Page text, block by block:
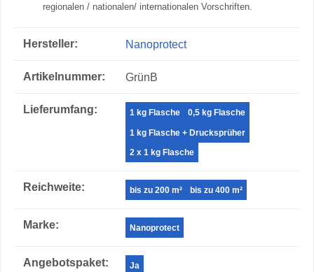
regionalen / nationalen/ internationalen Vorschriften.
Produkteigenschaft
Wert
Hersteller: Nanoprotect
Artikelnummer: GrünB
Lieferumfang‍: 1 kg Flasche
0,5 kg Flasche
1 kg Flasche + Drucksprüher
2 x 1 kg Flasche
Reichweite‍: bis zu 200 m² bis zu 400 m²
Marke‍: Nanoprotect
Angebotspaket‍: Ja